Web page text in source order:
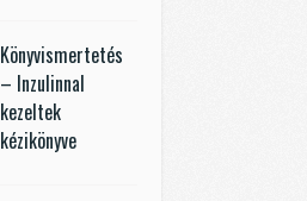
Könyvismertetés
– Inzulinnal
kezeltek
kézikönyve